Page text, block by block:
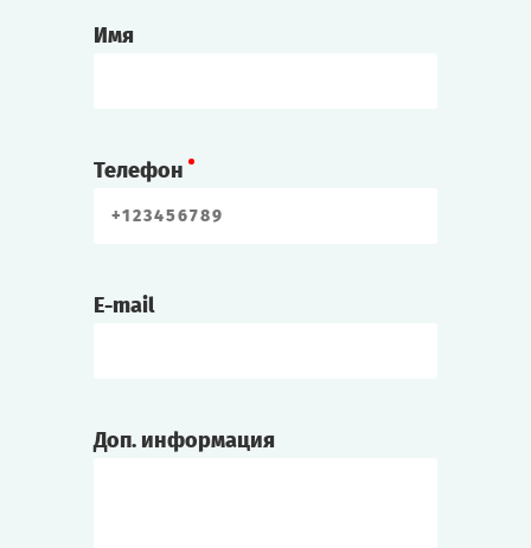
Имя
Телефон
E-mail
Доп. информация